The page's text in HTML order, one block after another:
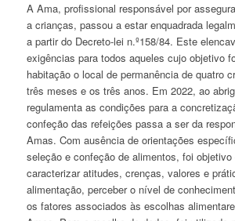
A Ama, profissional responsável por
a crianças, passou a estar enquadrada
a partir do Decreto-lei n.º158/84. Este
exigências para todos aqueles cujo objetivo
habitação o local de permanência de quatro
três meses e os três anos. Em 2022, ao
regulamenta as condições para a
confeção das refeições passa a ser da
Amas. Com ausência de orientações
seleção e confeção de alimentos, foi objetivo
caracterizar atitudes, crenças, valores e
alimentação, perceber o nível de
os fatores associados às escolhas